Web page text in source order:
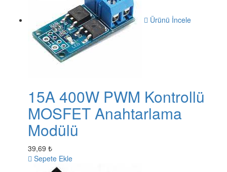
Ürünü İncele
15A 400W PWM Kontrollü
MOSFET Anahtarlama
Modülü
39,69 ₺
Sepete Ekle